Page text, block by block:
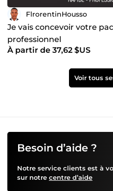
FlrorentinHousso
Je vais concevoir votre
professionnel
À partir de 37,62 $US
Voir tous
Besoin d’aide ?
Notre service clients est à
sur notre centre d’aide